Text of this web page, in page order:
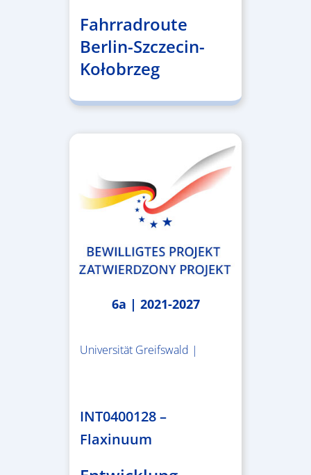
Fahrradroute
Berlin-Szczecin-
Kołobrzeg
6a | 2021-2027
Universität Greifswald |
INT0400128 –
Flaxinuum